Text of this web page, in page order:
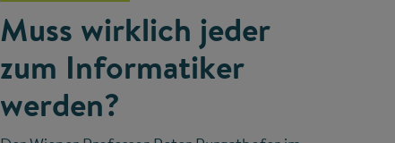
Muss wirklich jeder
zum Informatiker
werden?